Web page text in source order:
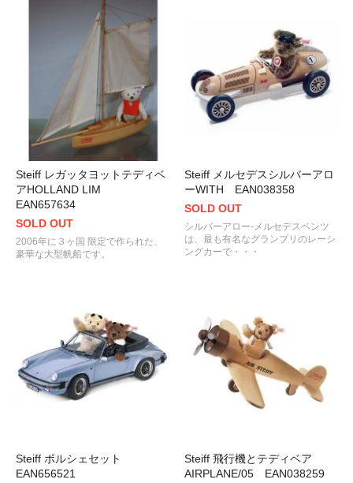
Steiff レガッタヨットテディベ
アHOLLAND LIM
EAN657634
SOLD OUT
2006年に３ヶ国 限定で作られた、
豪華な大型帆船です。
Steiff メルセデスシルバーアロ
ーWITH EAN038358
SOLD OUT
シルバーアロー-メルセデスベンツ
は、最も有名なグランプリのレーシ
ングカーで・・・
Steiff ポルシェセット
EAN656521
Steiff 飛行機とテディベア
AIRPLANE/05 EAN038259